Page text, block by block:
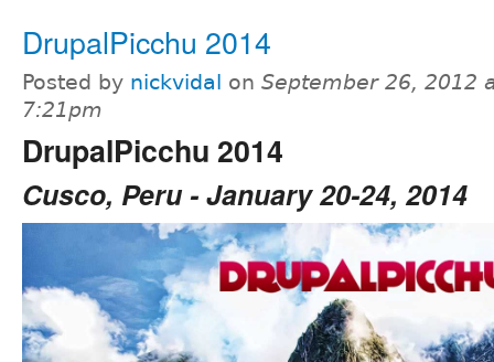
DrupalPicchu 2014
Posted by nickvidal on September 26, 2012
7:21pm
DrupalPicchu 2014
Cusco, Peru - January 20-24, 2014